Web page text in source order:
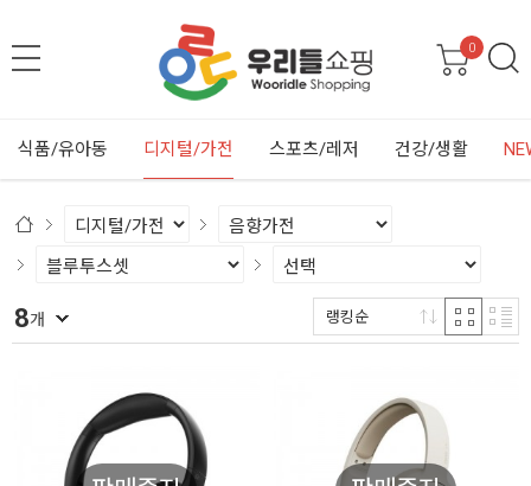
0
식품/유아동 디지털/가전 스포츠/레저 건강/생활
8개 랭킹순